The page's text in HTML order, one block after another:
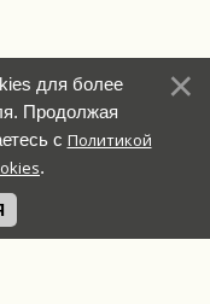
для более
Продолжая
с Политикой
.